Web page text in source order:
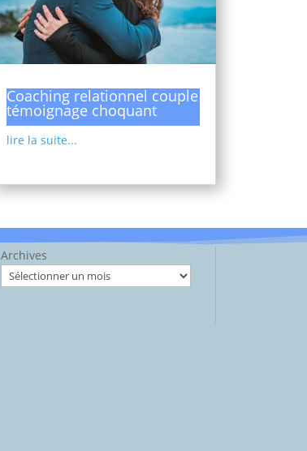
Coaching relationnel couple
témoignage choquant
lire la suite...
Archives